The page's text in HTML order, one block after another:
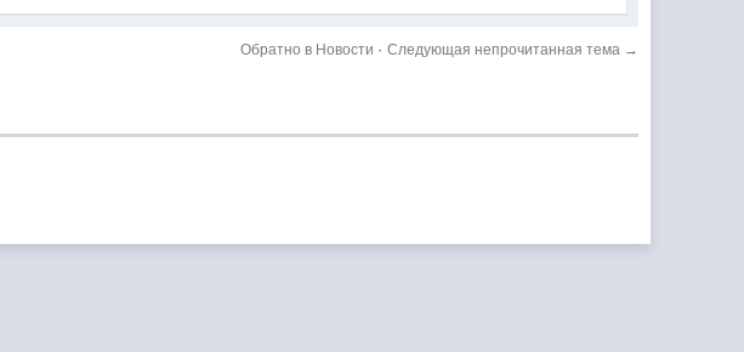
Обратно в Новости · Следующая непрочитанная тема →